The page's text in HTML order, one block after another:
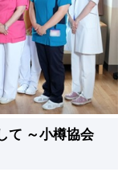
て ～小樽協会